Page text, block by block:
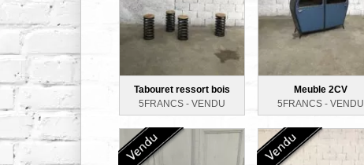
Tabouret ressort bois
5FRANCS -VENDU
Meuble 2CV
5FRANCS -VENDU